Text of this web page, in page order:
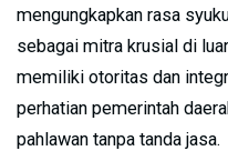
mengungkapkan rasa
sebagai mitra krusial di
memiliki otoritas dan
perhatian pemerintah
pahlawan tanpa tanda jasa.